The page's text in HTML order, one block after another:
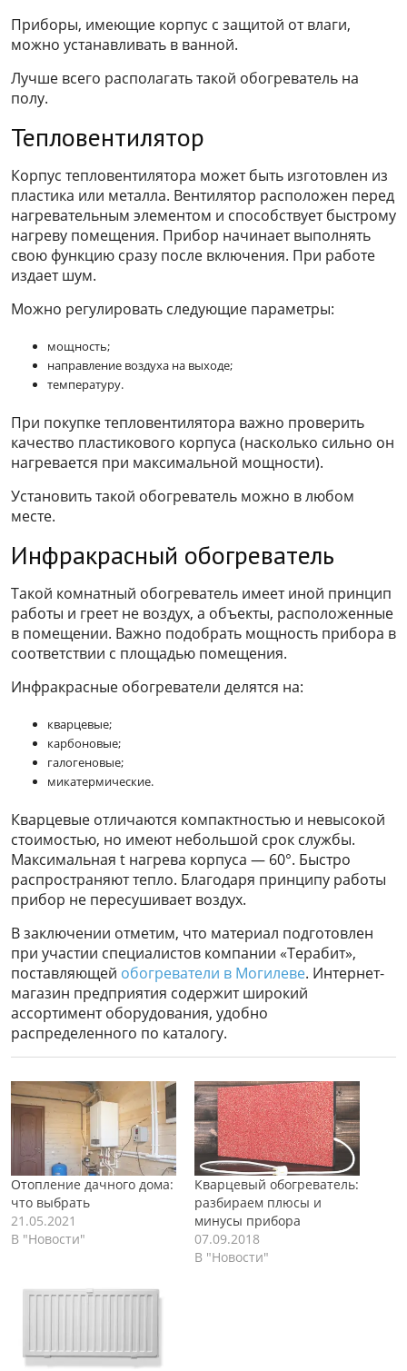
Приборы, имеющие корпус с защитой от влаги,
можно устанавливать в ванной.
Лучше всего располагать такой обогреватель на
полу.
Тепловентилятор
Корпус тепловентилятора может быть изготовлен из
пластика или металла. Вентилятор расположен перед
нагревательным элементом и способствует быстрому
нагреву помещения. Прибор начинает выполнять
свою функцию сразу после включения. При работе
издает шум.
Можно регулировать следующие параметры:
мощность;
направление воздуха на выходе;
температуру.
При покупке тепловентилятора важно проверить
качество пластикового корпуса (насколько сильно он
нагревается при максимальной мощности).
Установить такой обогреватель можно в любом
месте.
Инфракрасный обогреватель
Такой комнатный обогреватель имеет иной принцип
работы и греет не воздух, а объекты, расположенные
в помещении. Важно подобрать мощность прибора в
соответствии с площадью помещения.
Инфракрасные обогреватели делятся на:
кварцевые;
карбоновые;
галогеновые;
микатермические.
Кварцевые отличаются компактностью и невысокой
стоимостью, но имеют небольшой срок службы.
Максимальная t нагрева корпуса — 60°. Быстро
распространяют тепло. Благодаря принципу работы
прибор не пересушивает воздух.
В заключении отметим, что материал подготовлен
при участии специалистов компании «Терабит»,
поставляющей обогреватели в Могилеве. Интернет-
магазин предприятия содержит широкий
ассортимент оборудования, удобно
распределенного по каталогу.
Отопление дачного дома:
что выбрать
21.05.2021
В "Новости"
Кварцевый обогреватель:
разбираем плюсы и
минусы прибора
07.09.2018
В "Новости"